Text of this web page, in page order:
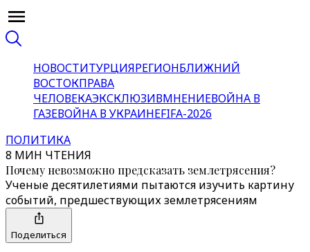
НОВОСТИТУРЦИЯРЕГИОНБЛИЖНИЙ
ВОСТОКПРАВА
ЧЕЛОВЕКАЭКСКЛЮЗИВМНЕНИЕВОЙНА В
ГАЗЕВОЙНА В УКРАИНЕFIFA-2026
ПОЛИТИКА
8 МИН ЧТЕНИЯ
Почему невозможно предсказать землетрясения?
Ученые десятилетиями пытаются изучить картину
событий, предшествующих землетрясениям
Поделиться